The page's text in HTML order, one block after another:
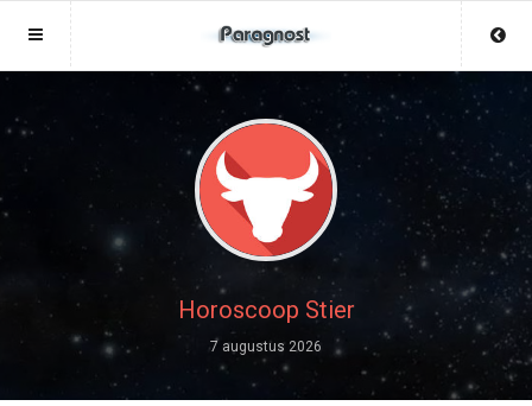
Sluit menu
Account
Aanmaken
Wachtwoord
Vind paragnost
UW PARAGNOSTACCOUNT
Login
Aanmaken
Wachtwoord
COPYRIGHT 08 - 2026 MOBIEL V 2.0
Horoscoop Stier
7 augustus 2026